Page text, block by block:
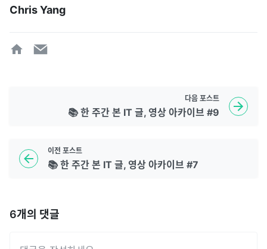
Chris Yang
이전 포스트
📚 한 주간 본 IT 글, 영상 아카이브 #7
다음 포스트
📚 한 주간 본 IT 글, 영상 아카이브 #9
6개의 댓글